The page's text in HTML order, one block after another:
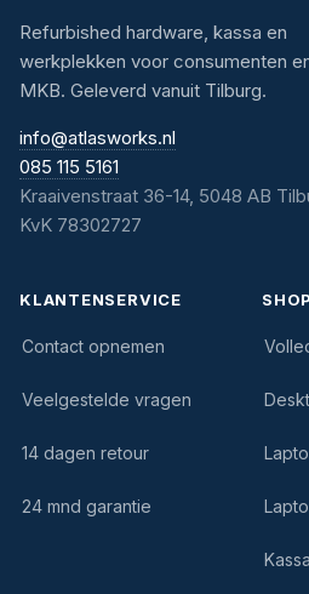
Refurbished hardware, kassa en
werkplekken voor consumenten
MKB. Geleverd vanuit Tilburg.
info@atlasworks.nl
085 115 5161
Kraaivenstraat 36-14, 5048 AB
KvK 78302727
KLANTENSERVICE
Contact opnemen
Veelgestelde vragen
14 dagen retour
24 mnd garantie
SHOP